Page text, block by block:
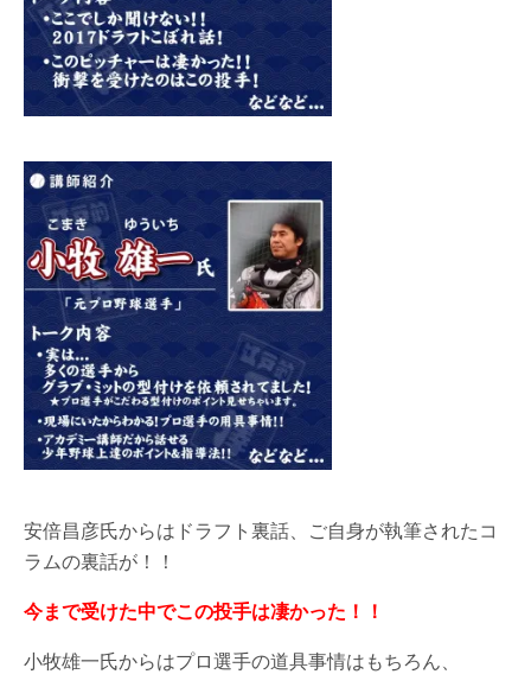
安倍昌彦氏からはドラフト裏話、ご自身が執筆されたコ
ラムの裏話が！！
今まで受けた中でこの投手は凄かった！！
小牧雄一氏からはプロ選手の道具事情はもちろん、